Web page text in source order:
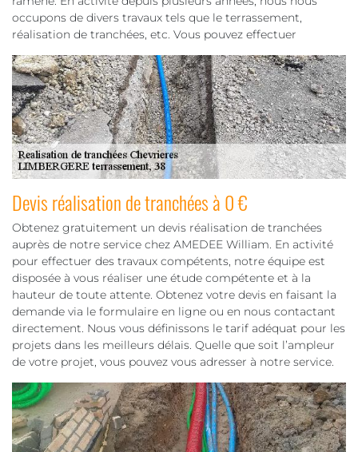
occupons de divers travaux tels que le terrassement,
réalisation de tranchées, etc. Vous pouvez effectuer
Devis réalisation de tranchées à 0 €
Obtenez gratuitement un devis réalisation de tranchées
auprès de notre service chez AMEDEE William. En activité
pour effectuer des travaux compétents, notre équipe est
disposée à vous réaliser une étude compétente et à la
hauteur de toute attente. Obtenez votre devis en faisant la
demande via le formulaire en ligne ou en nous contactant
directement. Nous vous définissons le tarif adéquat pour les
projets dans les meilleurs délais. Quelle que soit l’ampleur
de votre projet, vous pouvez vous adresser à notre service.